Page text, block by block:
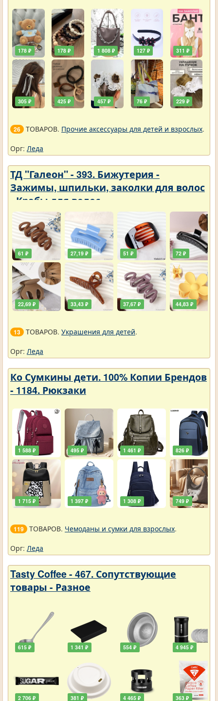
178 ₽
305 ₽
178 ₽
425 ₽
1 808 ₽
457 ₽
127 ₽
76 ₽
311 ₽
229 ₽
26 ТОВАРОВ. Прочие аксессуары для детей и взрослых.
Орг: Леда
ТД "Галеон" - 393. Бижутерия -
Зажимы, шпильки, заколки для волос
- Крабы для волос
61 ₽
22,69 ₽
27,19 ₽
33,43 ₽
51 ₽
37,67 ₽
72 ₽
44,83 ₽
13 ТОВАРОВ. Украшения для детей.
Орг: Леда
Ко Сумкины дети. 100% Копии Брендов
- 1184. Рюкзаки
1 588 ₽
1 715 ₽
495 ₽
1 397 ₽
1 461 ₽
1 308 ₽
826 ₽
749 ₽
119 ТОВАРОВ. Чемоданы и сумки для взрослых.
Орг: Леда
Tasty Coffee - 467. Сопутствующие
товары - Разное
615 ₽
2 706 ₽
1 341 ₽
381 ₽
554 ₽
4 465 ₽
4 945 ₽
363 ₽